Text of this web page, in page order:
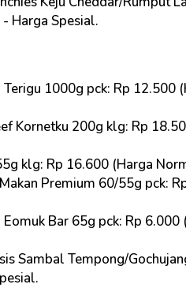
Harga Spesial.
Terigu 1000g pck: Rp
Kornetku 200g klg: Rp
klg: Rp 16.600 (Harga
Premium 60/55g pck:
Eomuk Bar 65g pck: Rp
Sambal Tempong/
.